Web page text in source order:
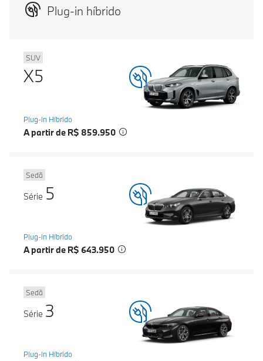
Plug-in híbrido
SUV
X5
Plug-in Híbrido
A partir de R$ 859.950
Sedã
Série 5
Plug-in Híbrido
A partir de R$ 643.950
Sedã
Série 3
Plug-in Híbrido